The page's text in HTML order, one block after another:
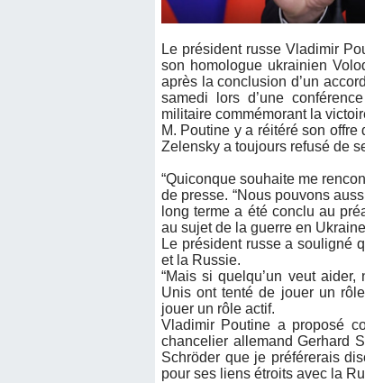
Le président russe Vladimir
son homologue ukrainien
après la conclusion d’un
samedi lors d’une
militaire commémorant la
M. Poutine y a réitéré son
Zelensky a toujours refusé de
“Quiconque souhaite me
de presse. “Nous pouvons
long terme a été conclu au
au sujet de la guerre en
Le président russe a souligné
et la Russie.
“Mais si quelqu’un veut
Unis ont tenté de jouer un
jouer un rôle actif.
Vladimir Poutine a proposé
chancelier allemand Gerhard
Schröder que je préférerais
pour ses liens étroits avec la